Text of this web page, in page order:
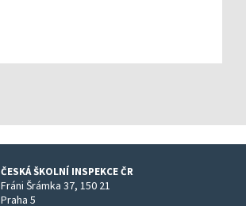
ČESKÁ ŠKOLNÍ INSPEKCE ČR
Fráni Šrámka 37, 150 21
Praha 5